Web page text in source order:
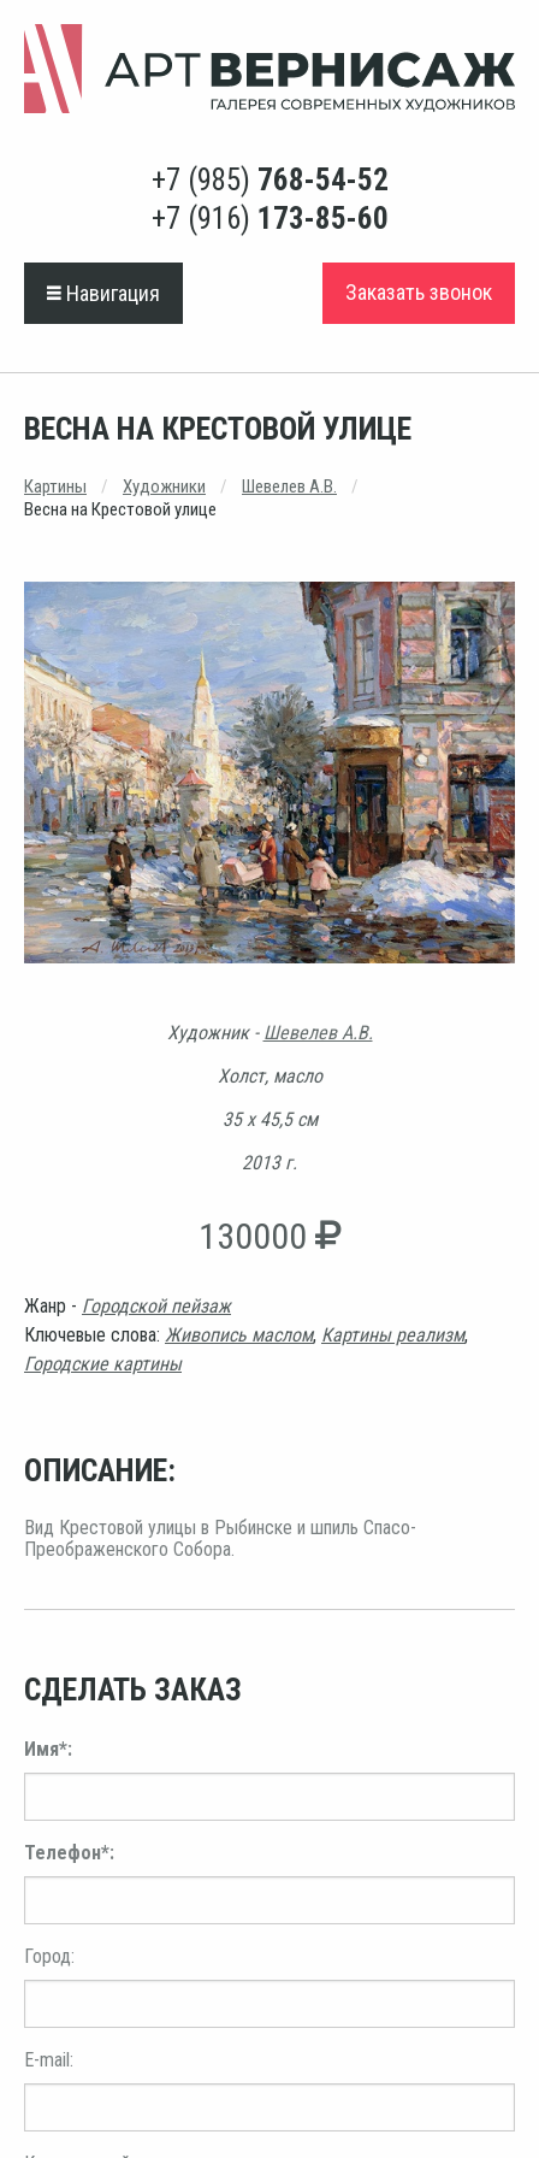
+7 (985) 768-54-52
+7 (916) 173-85-60
Навигация Заказать звонок
ВЕСНА НА КРЕСТОВОЙ УЛИЦЕ
Картины Художники
Шевелев А.В.
Весна на Крестовой улице
Художник - Шевелев А.В.
Холст, масло
35 х 45,5 см
2013 г.
130000
Жанр - Городской пейзаж
Ключевые слова: Живопись маслом, Картины реализм,
Городские картины
ОПИСАНИЕ:
Вид Крестовой улицы в Рыбинске и шпиль Спасо-
Преображенского Собора.
СДЕЛАТЬ ЗАКАЗ
Имя*:
Телефон*:
Город:
E-mail: